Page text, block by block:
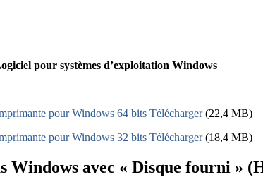
pour systèmes d’exploitation Windows
pour Windows 64 bits Télécharger(22,4 MB)
pour Windows 32 bits Télécharger(18,4 MB)
avec « Disque fourni »